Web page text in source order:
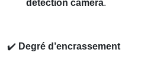
détection caméra.
✔️ Degré d’encrassement